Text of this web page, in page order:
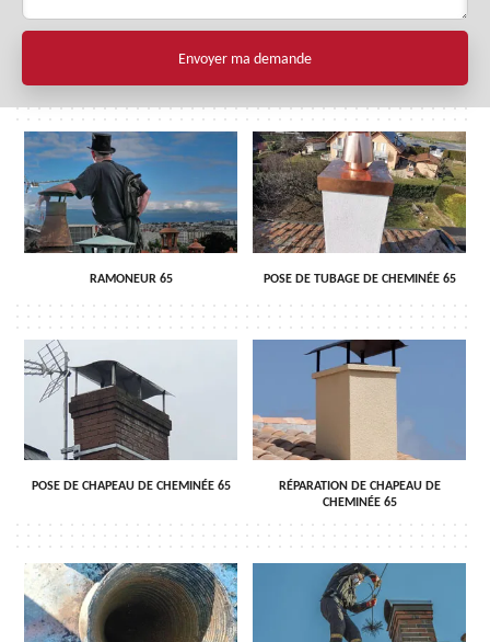
RAMONEUR 65 POSE DE TUBAGE DE CHEMINÉE 65
POSE DE CHAPEAU DE CHEMINÉE 65
RÉPARATION DE CHAPEAU DE
CHEMINÉE 65